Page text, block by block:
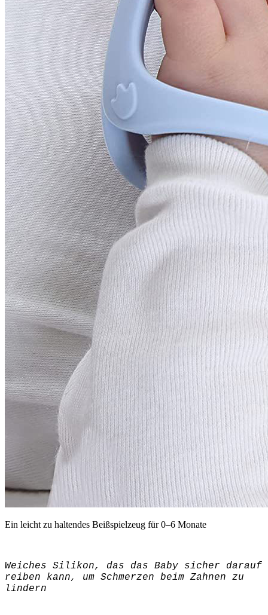
Ein leicht zu haltendes Beißspielzeug für 0–6 Monate
Weiches Silikon, das das Baby sicher darauf
reiben kann, um Schmerzen beim Zahnen zu
lindern